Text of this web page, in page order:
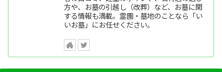
方や、お墓の引越し（改葬）など、お墓に関
する情報も満載。霊園・墓地のことなら「い
いお墓」にお任せください。